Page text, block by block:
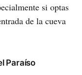
si optas
de la cueva
Paraíso